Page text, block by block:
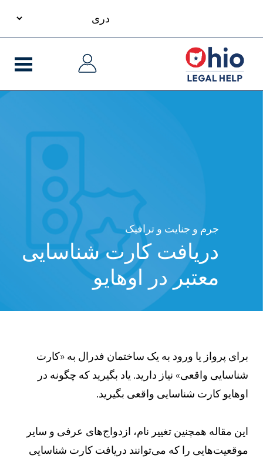
language
جرم و جنایت و ترافیک
دریافت کارت شناسایی
معتبر در اوهایو
برای پرواز یا ورود به یک ساختمان فدرال به «کارت
شناسایی واقعی» نیاز دارید. یاد بگیرید که چگونه در
اوهایو کارت شناسایی واقعی بگیرید.
این مقاله همچنین تغییر نام، ازدواج‌های عرفی و سایر
موقعیت‌هایی را که می‌توانند دریافت کارت شناسایی